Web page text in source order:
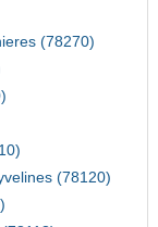
(78270)
(78120)